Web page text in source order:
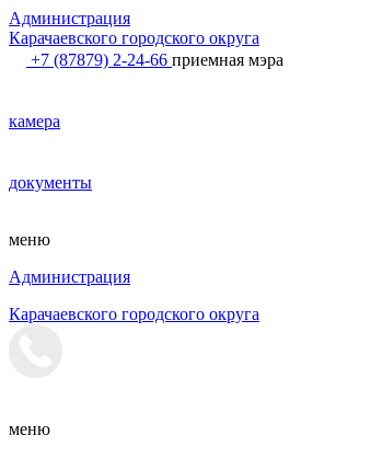
Администрация
Карачаевского городского округа
+7 (87879) 2-24-66 приемная мэра
камера
документы
меню
Администрация
Карачаевского городского округа
меню